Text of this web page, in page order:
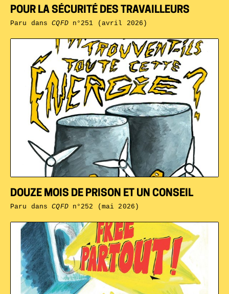
DOUZE MOIS DE PRISON ET UN CONSEIL
Paru dansCQFDn°252 (mai 2026)
POUR LA SÉCURITÉ DES TRAVAILLEURS
Paru dansCQFDn°251 (avril 2026)